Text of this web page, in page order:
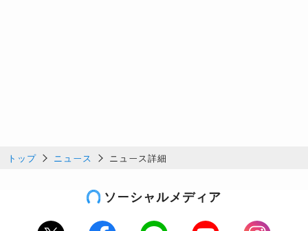
トップ ニュース ニュース詳細
ソーシャルメディア